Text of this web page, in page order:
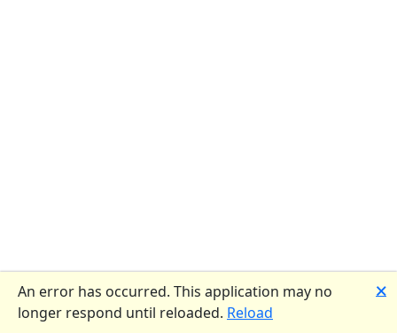
An error has occurred. This application may no
longer respond until reloaded. Reload
🗙